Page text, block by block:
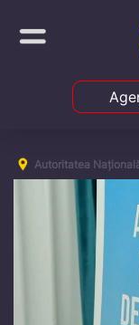
Autoritatea